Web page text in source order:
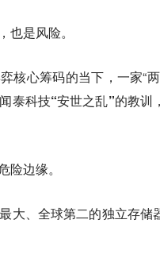
是风险。
核心筹码的当下，一家“
泰科技“安世之乱”的教
边缘。
大、全球第二的独立存储